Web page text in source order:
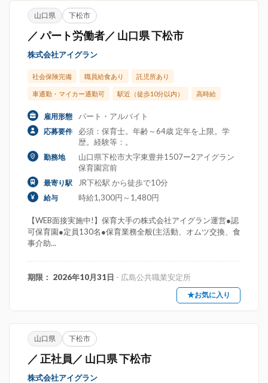
山口県 下松市
／ パート労働者／ 山口県 下松市
株式会社アイグラン
社会保険完備 職員給食あり 託児所あり
車通勤・マイカー通勤可 駅近（徒歩10分以内） 高時給
雇用形態 パート・アルバイト
応募要件
必須：保育士。年齢～64歳 定年を上限。学
歴。経験等：。
勤務地
山口県下松市大字東豊井1507ー2アイグラン
保育園宮前
最寄り駅 JR下松駅 から徒歩で10分
給与 時給1,300円～1,480円
【WEB面接実施中!】保育大手の株式会社アイグラン運営●認
可保育園●定員130名●保育業務全般(主活動、オムツ交換、食
事介助...
期限： 2026年10月31日 - 広島公共職業安定所
★お気に入り
山口県 下松市
／ 正社員／ 山口県 下松市
株式会社アイグラン